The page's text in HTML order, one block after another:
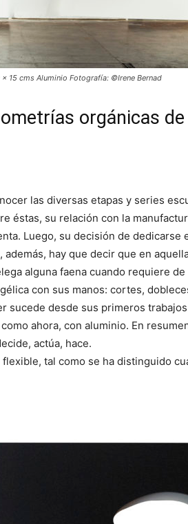
15 cms Aluminio Fotografía: ©Irene Bernad
orgánicas
las diversas etapas y series
éstas, su relación con la
Luego, su decisión de dedicarse
hay que decir que en
alguna faena cuando requiere
con sus manos: cortes,
sucede desde sus primeros
ahora, con aluminio. En
actúa, hace.
tal como se ha distinguido